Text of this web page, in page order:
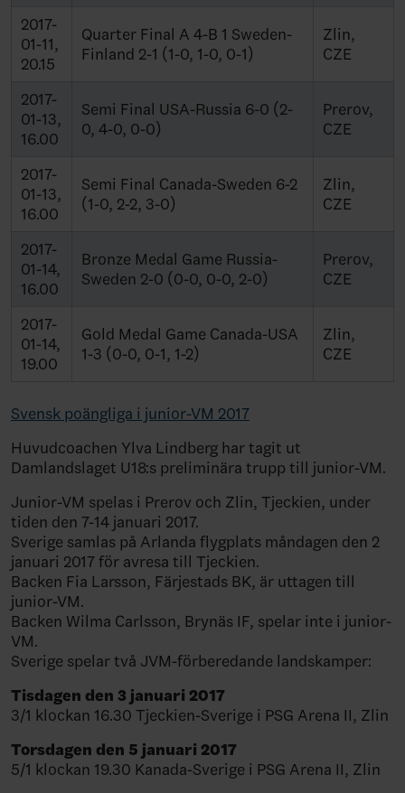
2017-
01-11,
20.15
Quarter Final A 4-B 1 Sweden-
Finland 2-1 (1-0, 1-0, 0-1)
Zlin,
CZE
2017-
01-13,
16.00
Semi Final USA-Russia 6-0 (2-
0, 4-0, 0-0)
Prerov,
CZE
2017-
01-13,
16.00
Semi Final Canada-Sweden 6-2
(1-0, 2-2, 3-0)
Zlin,
CZE
2017-
01-14,
16.00
Bronze Medal Game Russia-
Sweden 2-0 (0-0, 0-0, 2-0)
Prerov,
CZE
2017-
01-14,
19.00
Gold Medal Game Canada-USA
1-3 (0-0, 0-1, 1-2)
Zlin,
CZE
Svensk poängliga i junior-VM 2017
Huvudcoachen Ylva Lindberg har tagit ut
Damlandslaget U18:s preliminära trupp till junior-VM.
Junior-VM spelas i Prerov och Zlin, Tjeckien, under
tiden den 7-14 januari 2017.
Sverige samlas på Arlanda flygplats måndagen den 2
januari 2017 för avresa till Tjeckien.
Backen Fia Larsson, Färjestads BK, är uttagen till
junior-VM.
Backen Wilma Carlsson, Brynäs IF, spelar inte i junior-
VM.
Sverige spelar två JVM-förberedande landskamper:
Tisdagen den 3 januari 2017
3/1 klockan 16.30 Tjeckien-Sverige i PSG Arena II, Zlin
Torsdagen den 5 januari 2017
5/1 klockan 19.30 Kanada-Sverige i PSG Arena II, Zlin